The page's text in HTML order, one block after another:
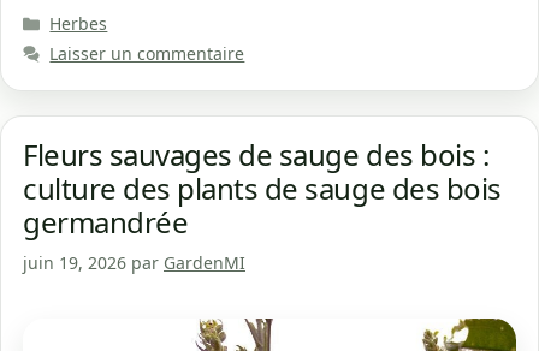
Catégories
Herbes
Laisser un commentaire
Fleurs sauvages de sauge des bois :
culture des plants de sauge des bois
germandrée
juin 19, 2026 par GardenMI